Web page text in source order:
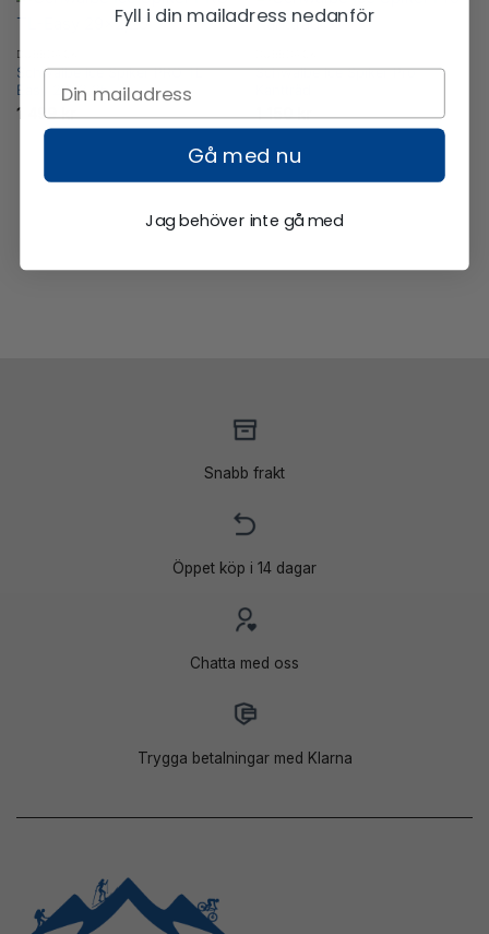
DUBBDÄCK
Schwalbe Ice Spiker PRO TL-
Easy 29×2,25
1 499kr
Schwalbe Ice Spiker Pro
1 150kr
Snabb frakt
Öppet köp i 14 dagar
Chatta med oss
Trygga betalningar med Klarna
Fyll i din mailadress nedanför
Gå med nu
Jag behöver inte gå med